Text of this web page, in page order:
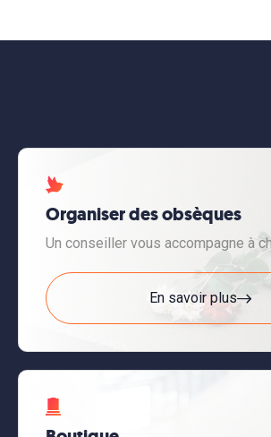
Organiser des obsèques
Un conseiller vous accompagne à
En savoir plus